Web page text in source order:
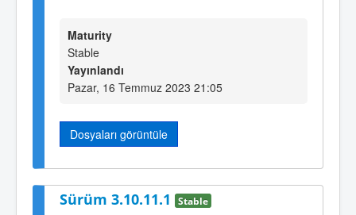
Maturity
Stable
Yayınlandı
Pazar, 16 Temmuz 2023 21:05
Dosyaları görüntüle
Sürüm 3.10.11.1 Stable